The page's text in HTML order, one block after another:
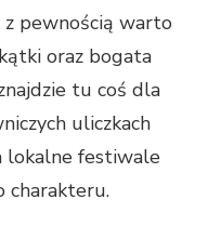
pewnością warto
oraz bogata
tu coś dla
uliczkach
lokalne festiwale
charakteru.